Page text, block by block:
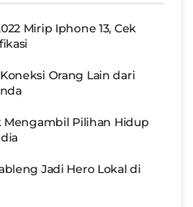
Mirip Iphone 13, Cek
Orang Lain dari
Mengambil Pilihan Hidup
Jadi Hero Lokal di